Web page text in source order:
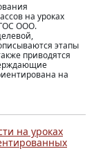
на уроках
ООО.
этапы
приводятся
на
на уроках